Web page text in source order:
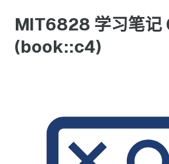
MIT6828 学习笔记
(book::c4)